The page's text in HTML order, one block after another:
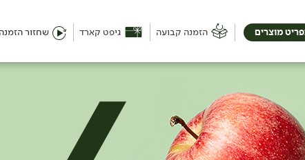
הזמנה קבועה גיפט קארד שחזור הזמנה מוצרים